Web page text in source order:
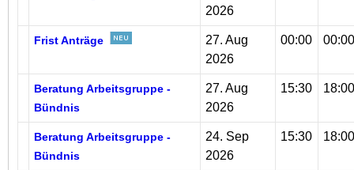
2026
Frist Anträge
27. Aug
2026
00:00
Beratung Arbeitsgruppe -
Bündnis
27. Aug
2026
15:30
Beratung Arbeitsgruppe -
Bündnis
24. Sep
2026
15:30